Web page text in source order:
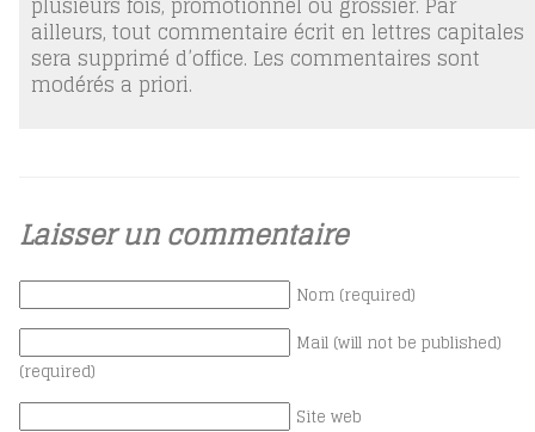
ailleurs, tout commentaire écrit en lettres capitales
sera supprimé d’office. Les commentaires sont
modérés a priori.
Laisser un commentaire
Nom (required)
Mail (will not be published)
(required)
Site web